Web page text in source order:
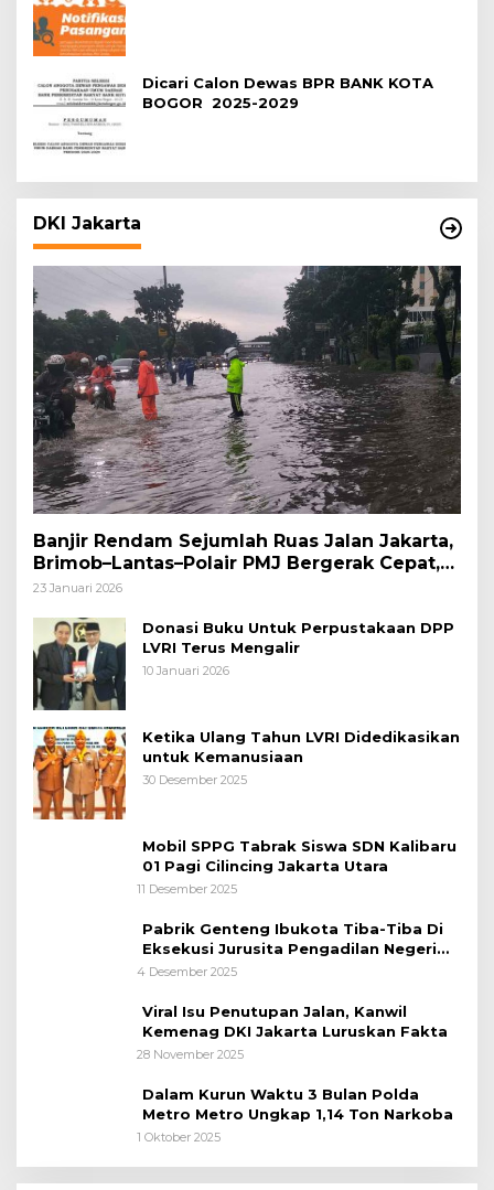
Dicari Calon Dewas BPR BANK KOTA
BOGOR 2025-2029
DKI Jakarta
Banjir Rendam Sejumlah Ruas Jalan Jakarta,
Brimob–Lantas–Polair PMJ Bergerak Cepat,
Polri Siagakan 128.247 Personel Secara
23 Januari 2026
Donasi Buku Untuk Perpustakaan DPP
LVRI Terus Mengalir
10 Januari 2026
Ketika Ulang Tahun LVRI Didedikasikan
untuk Kemanusiaan
30 Desember 2025
Mobil SPPG Tabrak Siswa SDN Kalibaru
01 Pagi Cilincing Jakarta Utara
11 Desember 2025
Pabrik Genteng Ibukota Tiba-Tiba Di
Eksekusi Jurusita Pengadilan Negeri
Tangerang, Diduga Cacat Hukum Sejak
4 Desember 2025
Viral Isu Penutupan Jalan, Kanwil
Kemenag DKI Jakarta Luruskan Fakta
28 November 2025
Dalam Kurun Waktu 3 Bulan Polda
Metro Metro Ungkap 1,14 Ton Narkoba
1 Oktober 2025